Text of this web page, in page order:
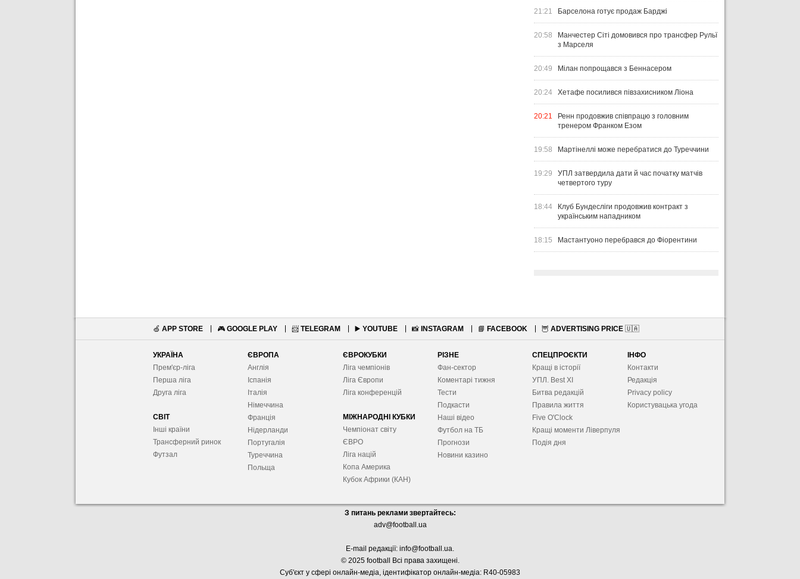
21:21 Барселона готує продаж Барджі
20:58
Манчестер Сіті домовився про трансфер Рульї
з Марселя
20:49 Мілан попрощався з Беннасером
20:24 Хетафе посилився півзахисником Ліона
20:21
Ренн продовжив співпрацю з головним
тренером Франком Езом
19:58 Мартінеллі може перебратися до Туреччини
19:29
УПЛ затвердила дати й час початку матчів
четвертого туру
18:44
Клуб Бундесліги продовжив контракт з
українським нападником
18:15 Мастантуоно перебрався до Фіорентини
🍏 APP STORE 🎮 GOOGLE PLAY 📨 TELEGRAM ▶️ YOUTUBE 📸 INSTAGRAM 📘 FACEBOOK 🦉 ADVERTISING PRICE 🇺🇦
УКРАЇНА
Прем'єр-ліга
Перша ліга
Друга ліга
СВІТ
Інші країни
Трансферний ринок
Футзал
ЄВРОПА
Англія
Іспанія
Італія
Німеччина
Франція
Нідерланди
Португалія
Туреччина
Польща
ЄВРОКУБКИ
Ліга чемпіонів
Ліга Європи
Ліга конференцій
МІЖНАРОДНІ КУБКИ
Чемпіонат світу
ЄВРО
Ліга націй
Копа Америка
Кубок Африки (КАН)
РІЗНЕ
Фан-сектор
Коментарі тижня
Тести
Подкасти
Наші відео
Футбол на ТБ
Прогнози
Новини казино
СПЕЦПРОЄКТИ
Кращі в історії
УПЛ. Best XІ
Битва редакцій
Правила життя
Five O'Clock
Кращі моменти Ліверпуля
Подія дня
ІНФО
Контакти
Редакція
Privacy policy
Користувацька угода
З питань реклами звертайтесь:
adv@football.ua
E-mail редакції: info@football.ua.
© 2025 football Всі права захищені.
Суб'єкт у сфері онлайн-медіа, ідентифікатор онлайн-медіа: R40-05983